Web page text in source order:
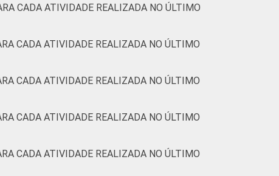
CADA ATIVIDADE REALIZADA NO ÚLTIMO
CADA ATIVIDADE REALIZADA NO ÚLTIMO
CADA ATIVIDADE REALIZADA NO ÚLTIMO
CADA ATIVIDADE REALIZADA NO ÚLTIMO
CADA ATIVIDADE REALIZADA NO ÚLTIMO